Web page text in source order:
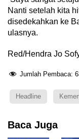
Nanti setelah kita
disedekahkan ke
ulasnya.
Red/Hendra Jo
Jumlah Pembaca:
Headline
Baca Juga